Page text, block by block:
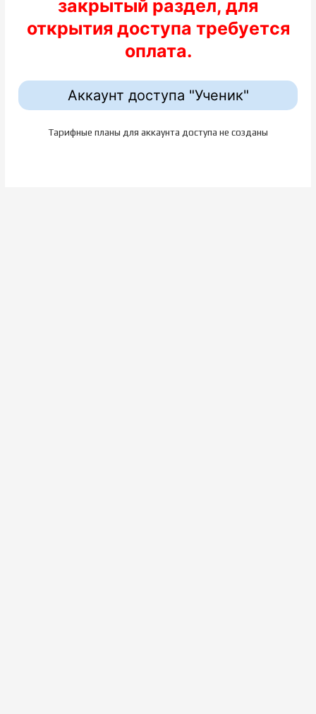
закрытый раздел, для
открытия доступа требуется
оплата.
Аккаунт доступа "Ученик"
Тарифные планы для аккаунта доступа не созданы